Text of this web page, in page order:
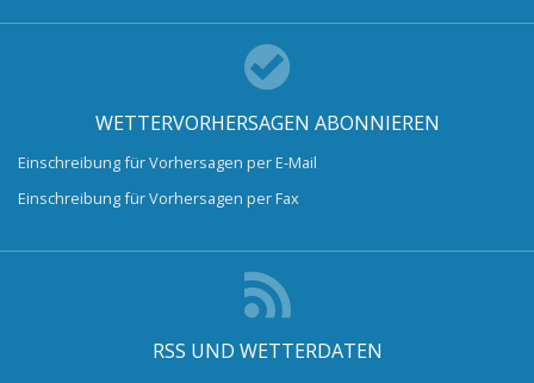
WETTERVORHERSAGEN ABONNIEREN
Einschreibung für Vorhersagen per E-Mail
Einschreibung für Vorhersagen per Fax
RSS UND WETTERDATEN